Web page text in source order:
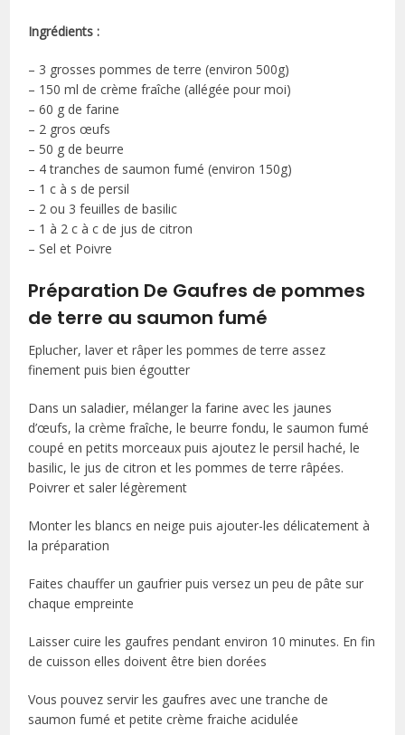
Ingrédients :
– 3 grosses pommes de terre (environ 500g)
– 150 ml de crème fraîche (allégée pour moi)
– 60 g de farine
– 2 gros œufs
– 50 g de beurre
– 4 tranches de saumon fumé (environ 150g)
– 1 c à s de persil
– 2 ou 3 feuilles de basilic
– 1 à 2 c à c de jus de citron
– Sel et Poivre
Préparation De Gaufres de pommes
de terre au saumon fumé
Eplucher, laver et râper les pommes de terre assez
finement puis bien égoutter
Dans un saladier, mélanger la farine avec les jaunes
d’œufs, la crème fraîche, le beurre fondu, le saumon fumé
coupé en petits morceaux puis ajoutez le persil haché, le
basilic, le jus de citron et les pommes de terre râpées.
Poivrer et saler légèrement
Monter les blancs en neige puis ajouter-les délicatement à
la préparation
Faites chauffer un gaufrier puis versez un peu de pâte sur
chaque empreinte
Laisser cuire les gaufres pendant environ 10 minutes. En fin
de cuisson elles doivent être bien dorées
Vous pouvez servir les gaufres avec une tranche de
saumon fumé et petite crème fraiche acidulée